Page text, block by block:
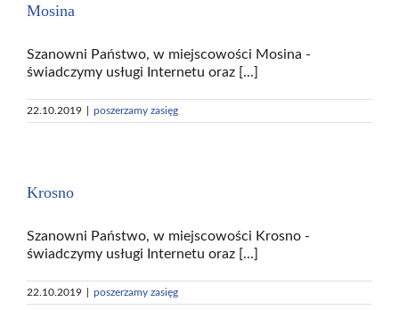
Mosina
Szanowni Państwo, w miejscowości Mosina -
świadczymy usługi Internetu oraz [...]
22.10.2019 poszerzamy zasięg
Krosno
Szanowni Państwo, w miejscowości Krosno -
świadczymy usługi Internetu oraz [...]
22.10.2019 poszerzamy zasięg